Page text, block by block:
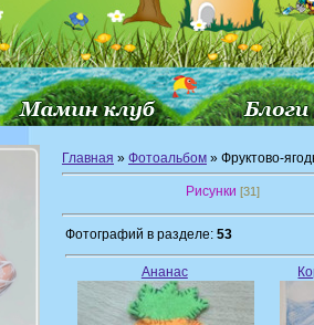
Главная » Фотоальбом » Фруктово-
Рисунки [31]
Фотографий в разделе: 53
Ананас